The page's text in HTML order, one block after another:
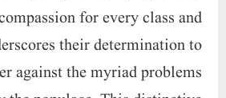
AIMEP accumulate over time,
plan is poised to evolve and
Alima Dr. Nowhera Sheikh’s